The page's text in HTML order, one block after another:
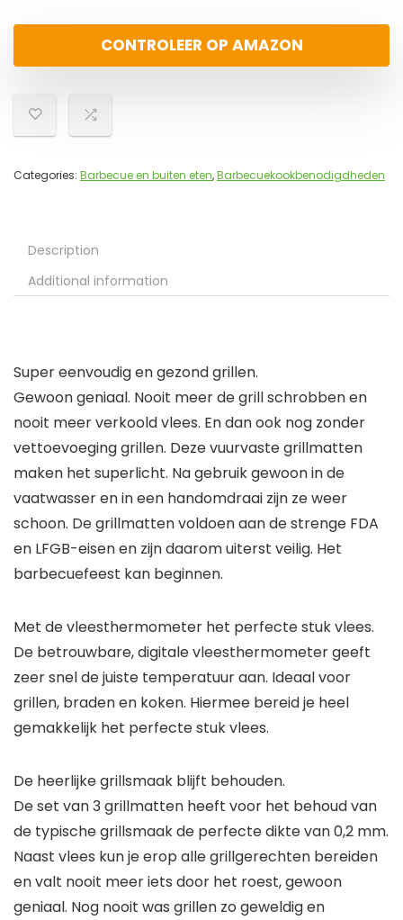
CONTROLEER OP AMAZON
Categories: Barbecue en buiten eten,Barbecuekookbenodigdheden
Description
Additional information
Super eenvoudig en gezond grillen.
Gewoon geniaal. Nooit meer de grill schrobben en
nooit meer verkoold vlees. En dan ook nog zonder
vettoevoeging grillen. Deze vuurvaste grillmatten
maken het superlicht. Na gebruik gewoon in de
vaatwasser en in een handomdraai zijn ze weer
schoon. De grillmatten voldoen aan de strenge FDA
en LFGB-eisen en zijn daarom uiterst veilig. Het
barbecuefeest kan beginnen.
Met de vleesthermometer het perfecte stuk vlees.
De betrouwbare, digitale vleesthermometer geeft
zeer snel de juiste temperatuur aan. Ideaal voor
grillen, braden en koken. Hiermee bereid je heel
gemakkelijk het perfecte stuk vlees.
De heerlijke grillsmaak blijft behouden.
De set van 3 grillmatten heeft voor het behoud van
de typische grillsmaak de perfecte dikte van 0,2 mm.
Naast vlees kun je erop alle grillgerechten bereiden
en valt nooit meer iets door het roest, gewoon
geniaal. Nog nooit was grillen zo geweldig en